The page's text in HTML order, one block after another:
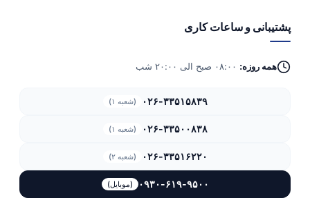
پشتیبانی و ساعات کاری
همه روزه:
۰۲۶-۳۳۵۱۵۸۳۹ (شعبه ۱)
۰۲۶-۳۳۵۰۰۸۳۸ (شعبه ۱)
۰۲۶-۳۳۵۱۶۲۲۰ (شعبه ۲)
۰۹۳۰-۶۱۹-۹۵۰۰ (موبایل)